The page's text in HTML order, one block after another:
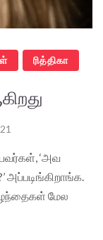
ரித்திகா
‘அவ
மேல